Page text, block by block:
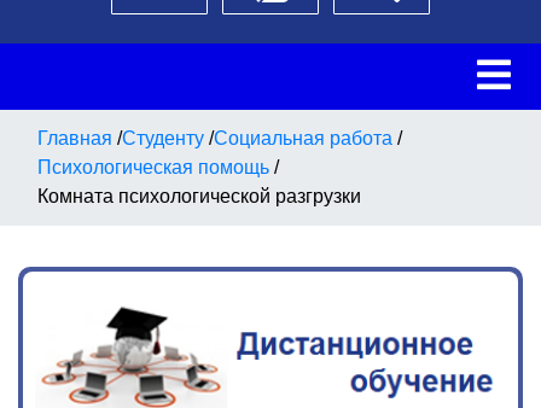
Главная /Студенту /Социальная работа /
Психологическая помощь /
Комната психологической разгрузки